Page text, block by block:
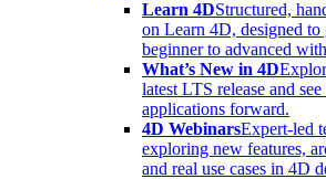
Learn 4DStructured,
on Learn 4D, designed
beginner to advanced
What’s New in 4D
latest LTS release and
applications forward.
4D WebinarsExpert-led
exploring new features,
and real use cases in 4D